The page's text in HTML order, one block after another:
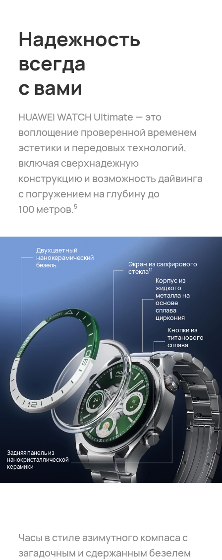
Надежность
всегда
с вами
HUAWEI WATCH Ultimate — это
воплощение проверенной временем
эстетики и передовых технологий,
включая сверхнадежную
конструкцию и возможность дайвинга
с погружением на глубину до
100 метров.5
Двухцветный
нанокерамический
безель
Кнопки из
титанового
сплава
Задняя панель из
нанокристаллической
керамики
Экран из сапфирового
стекла12
Корпус из
жидкого
металла на
основе
сплава
циркония
Элемент гольф-поля на вашем
запястье с восхитительным